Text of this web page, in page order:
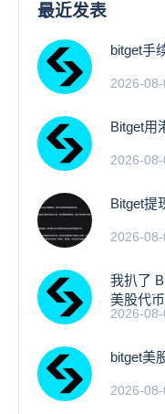
最近发表
bitget手
2026-08-
Bitget用
2026-08-
Bitget提
2026-08-
我扒了
美股代
2026-08-
bitget美
2026-08-